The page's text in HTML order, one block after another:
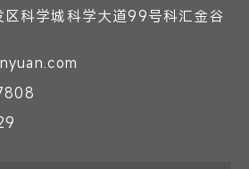
科学城科学大道99号科汇金谷